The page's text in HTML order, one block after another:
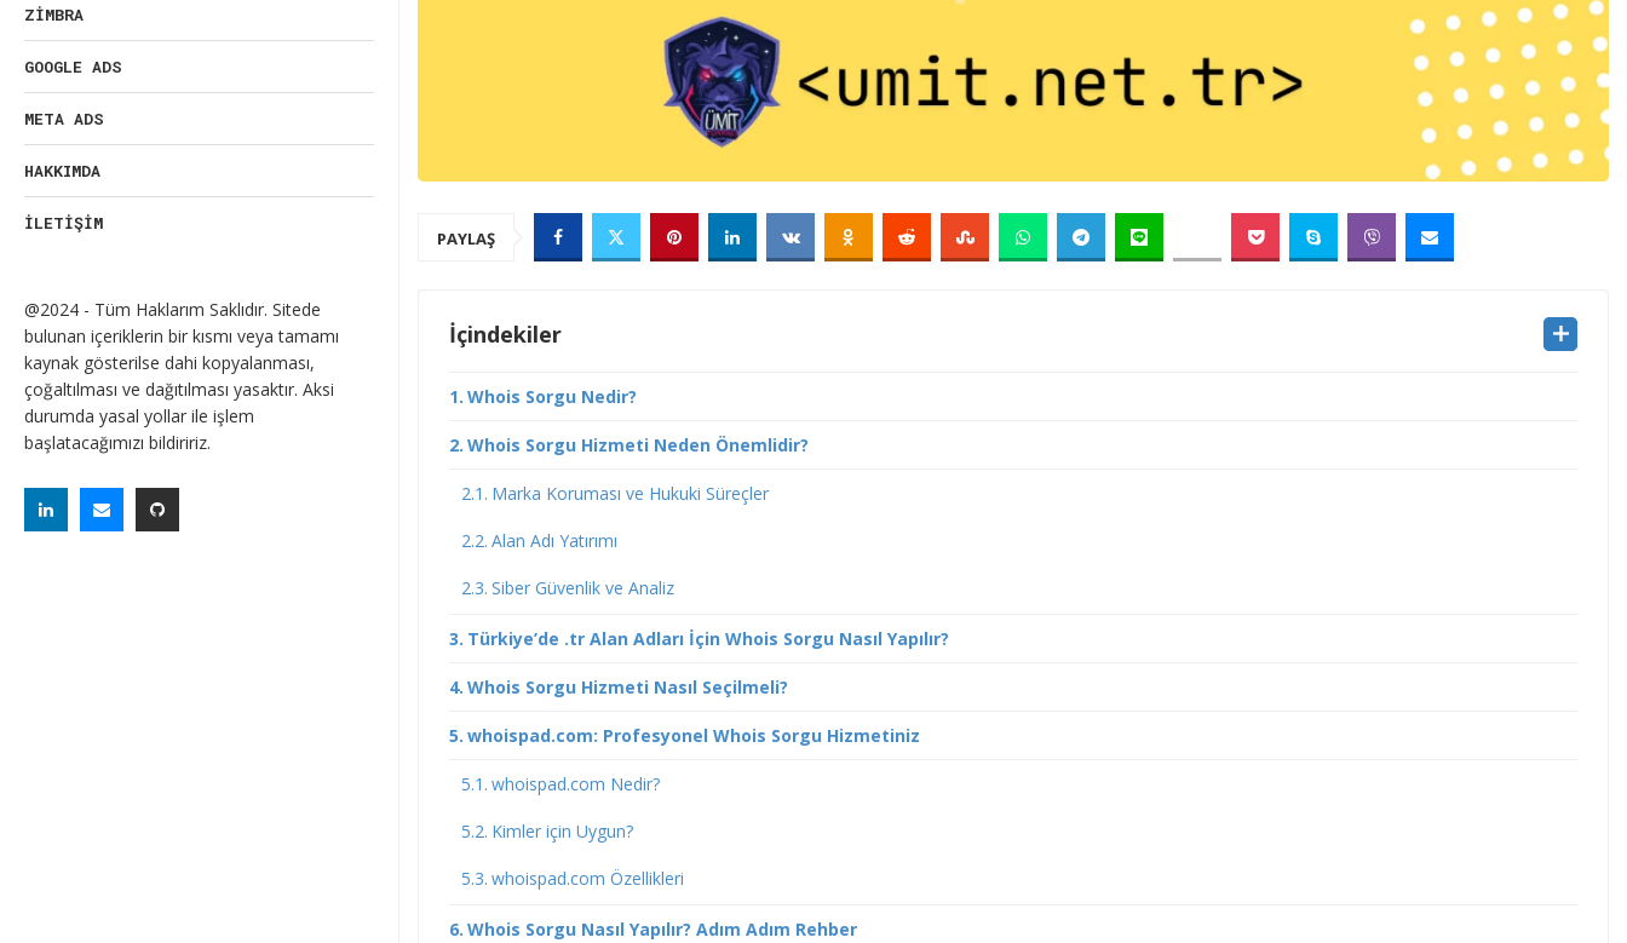
ZIMBRA
GOOGLE ADS
META ADS
HAKKIMDA
İLETIŞIM
@2024 - Tüm Haklarım Saklıdır. Sitede
bulunan içeriklerin bir kısmı veya tamamı
kaynak gösterilse dahi kopyalanması,
çoğaltılması ve dağıtılması yasaktır. Aksi
durumda yasal yollar ile işlem
başlatacağımızı bildiririz.
PAYLAŞ
İçindekiler
Whois Sorgu Nedir?
Whois Sorgu Hizmeti Neden Önemlidir?
Marka Koruması ve Hukuki Süreçler
Alan Adı Yatırımı
Siber Güvenlik ve Analiz
Türkiye’de .tr Alan Adları İçin Whois Sorgu Nasıl Yapılır?
Whois Sorgu Hizmeti Nasıl Seçilmeli?
whoispad.com: Profesyonel Whois Sorgu Hizmetiniz
whoispad.com Nedir?
Kimler için Uygun?
whoispad.com Özellikleri
Whois Sorgu Nasıl Yapılır? Adım Adım Rehber